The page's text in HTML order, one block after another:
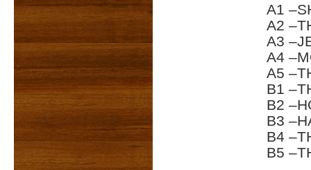
A1
A2
A3
A4
A5
B1
B2
B3
B4
B5